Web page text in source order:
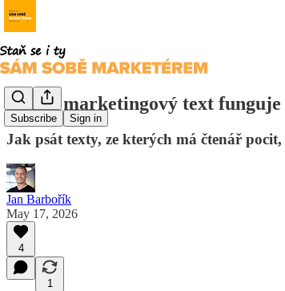
Subscribe Sign in
Dobrý marketingový text
Jak psát texty, ze kterých má čtenář
Jan Barbořík
May 17, 2026
4
1